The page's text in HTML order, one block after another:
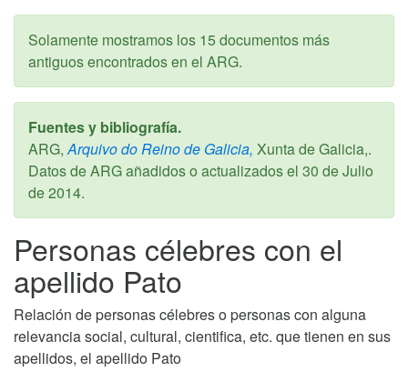
Solamente mostramos los 15 documentos más
antiguos encontrados en el ARG.
Fuentes y bibliografía.
ARG, Arquivo do Reino de Galicia, Xunta de Galicia,.
Datos de ARG añadidos o actualizados el 30 de Julio
de 2014.
Personas célebres con el
apellido Pato
Relación de personas célebres o personas con alguna
relevancia social, cultural, cientifica, etc. que tienen en sus
apellidos, el apellido Pato